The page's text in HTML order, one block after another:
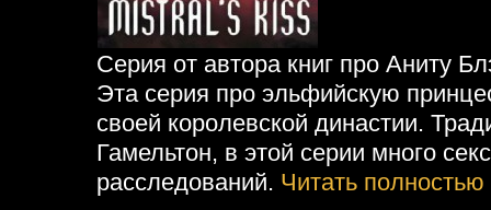
Серия от автора книг про Аниту
Эта серия про эльфийскую
своей королевской династии.
Гамельтон, в этой серии много
расследований. Читать полностью